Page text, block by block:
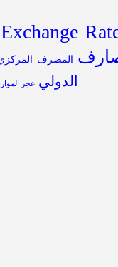
Exchange
المصرف
الدولي عجز